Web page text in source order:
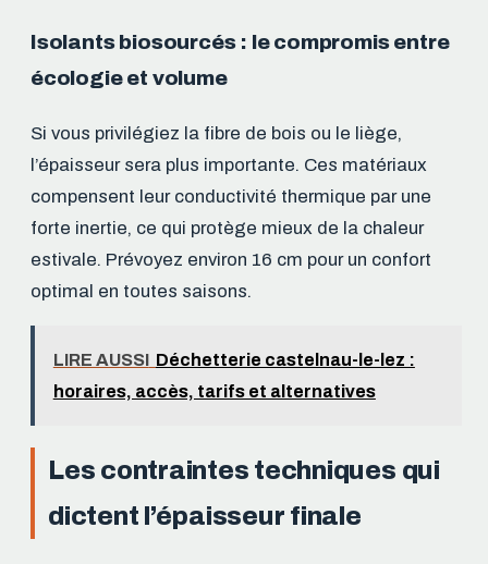
Isolants biosourcés : le compromis entre
écologie et volume
Si vous privilégiez la fibre de bois ou le liège,
l’épaisseur sera plus importante. Ces matériaux
compensent leur conductivité thermique par une
forte inertie, ce qui protège mieux de la chaleur
estivale. Prévoyez environ 16 cm pour un confort
optimal en toutes saisons.
LIRE AUSSI Déchetterie castelnau-le-lez :
horaires, accès, tarifs et alternatives
Les contraintes techniques qui
dictent l’épaisseur finale